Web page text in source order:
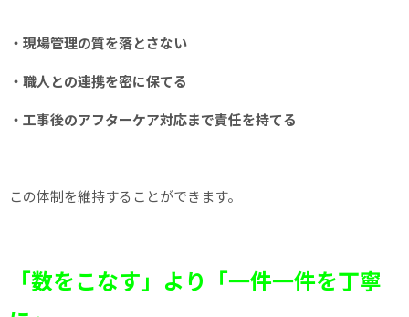
・現場管理の質を落とさない
・職人との連携を密に保てる
・工事後のアフターケア対応まで責任を持てる
この体制を維持することができます。
「数をこなす」より「一件一件を丁寧